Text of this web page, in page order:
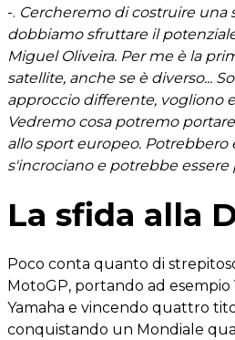
-. Cercheremo di costruire una
dobbiamo sfruttare il
Miguel Oliveira. Per me è la
satellite, anche se è diverso...
approccio differente, vogliono
Vedremo cosa potremo
allo sport europeo.
s'incrociano e potrebbe
La sfida alla
Poco conta quanto di
MotoGP, portando ad esempio
Yamaha e vincendo quattro
conquistando un Mondiale